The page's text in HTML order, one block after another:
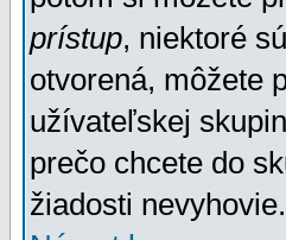
prístup, niektoré
otvorená, môžete
užívateľskej
prečo chcete do
žiadosti